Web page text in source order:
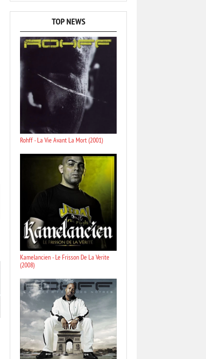
TOP NEWS
Rohff - La Vie Avant La Mort (2001)
Kamelancien - Le Frisson De La Verite
(2008)